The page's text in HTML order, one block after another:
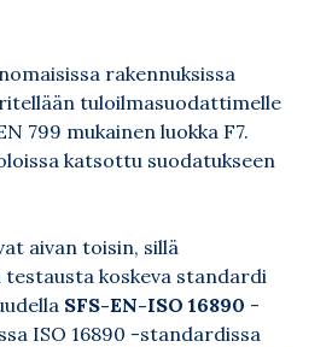
rakennuksissa
tuloilmasuodattimelle
799 mukainen luokka F7.
katsottu suodatukseen
aivan toisin, sillä
koskeva standardi
SFS-EN-ISO 16890 -
ISO 16890 -standardissa